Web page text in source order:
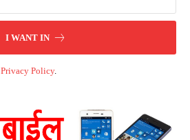
I WANT IN
Privacy Policy.